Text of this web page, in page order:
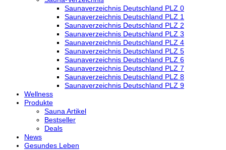
Saunaverzeichnis Deutschland PLZ 0
Saunaverzeichnis Deutschland PLZ 1
Saunaverzeichnis Deutschland PLZ 2
Saunaverzeichnis Deutschland PLZ 3
Saunaverzeichnis Deutschland PLZ 4
Saunaverzeichnis Deutschland PLZ 5
Saunaverzeichnis Deutschland PLZ 6
Saunaverzeichnis Deutschland PLZ 7
Saunaverzeichnis Deutschland PLZ 8
Saunaverzeichnis Deutschland PLZ 9
Wellness
Produkte
Sauna Artikel
Bestseller
Deals
News
Gesundes Leben